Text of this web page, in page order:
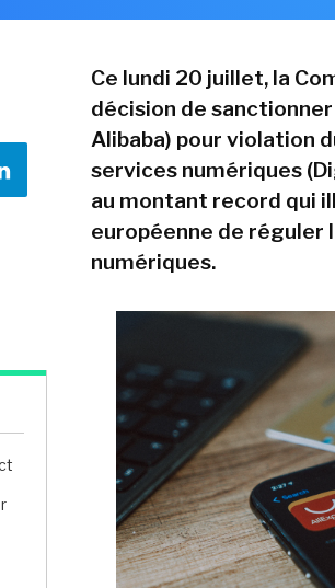
Ce lundi 20 juillet, la
décision de
Alibaba) pour violation
services numériques
au montant record qui
européenne de
numériques.